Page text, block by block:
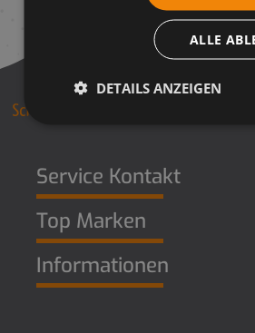
Service Kontakt
Top Marken
Informationen
ALLE
DETAILS ANZEIGEN